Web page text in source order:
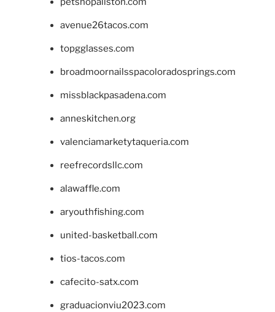
avenue26tacos.com
topgglasses.com
broadmoornailsspacoloradosprings.com
missblackpasadena.com
anneskitchen.org
valenciamarketytaqueria.com
reefrecordsllc.com
alawaffle.com
aryouthfishing.com
united-basketball.com
tios-tacos.com
cafecito-satx.com
graduacionviu2023.com